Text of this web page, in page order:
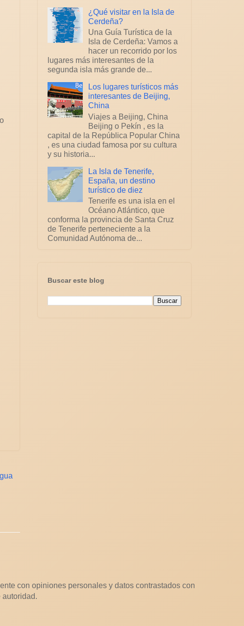
¿Qué visitar en la Isla de
Cerdeña?
Una Guía Turística de la
Isla de Cerdeña: Vamos a
hacer un recorrido por los
lugares más interesantes de la
segunda isla más grande de...
Los lugares turísticos más
interesantes de Beijing,
China
Viajes a Beijing, China
Beijing o Pekín , es la
capital de la República Popular China
, es una ciudad famosa por su cultura
y su historia...
La Isla de Tenerife,
España, un destino
turístico de diez
Tenerife es una isla en el
Océano Atlántico, que
conforma la provincia de Santa Cruz
de Tenerife perteneciente a la
Comunidad Autónoma de...
Buscar este blog
con opiniones personales y datos contrastados con
autoridad.